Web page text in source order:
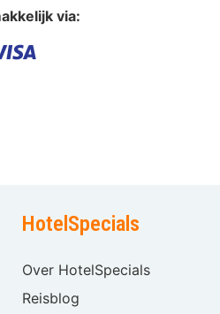
via:
HotelSpecials
Over HotelSpecials
Reisblog